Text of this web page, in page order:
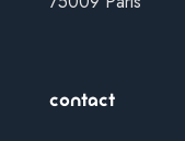
contact